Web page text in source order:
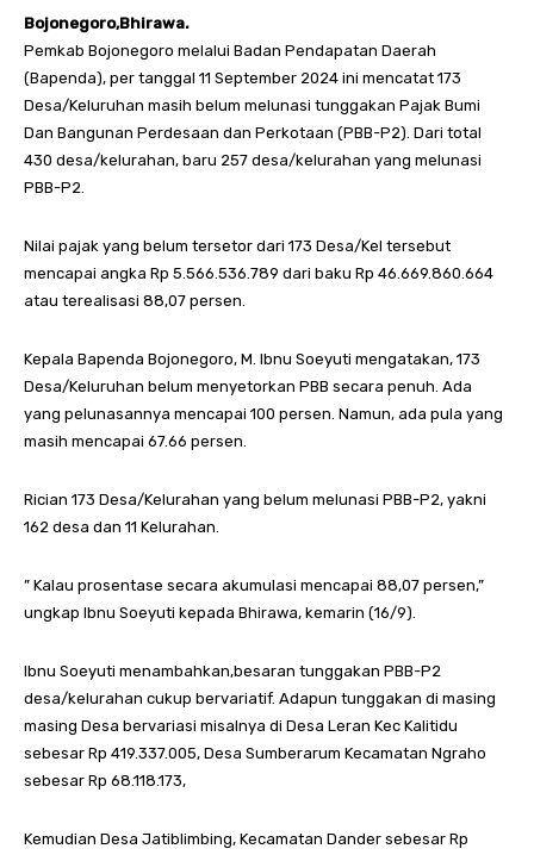
Bojonegoro,Bhirawa.
Pemkab Bojonegoro melalui Badan Pendapatan Daerah
(Bapenda), per tanggal 11 September 2024 ini mencatat 173
Desa/Keluruhan masih belum melunasi tunggakan Pajak Bumi
Dan Bangunan Perdesaan dan Perkotaan (PBB-P2). Dari total
430 desa/kelurahan, baru 257 desa/kelurahan yang melunasi
PBB-P2.
Nilai pajak yang belum tersetor dari 173 Desa/Kel tersebut
mencapai angka Rp 5.566.536.789 dari baku Rp 46.669.860.664
atau terealisasi 88,07 persen.
Kepala Bapenda Bojonegoro, M. Ibnu Soeyuti mengatakan, 173
Desa/Keluruhan belum menyetorkan PBB secara penuh. Ada
yang pelunasannya mencapai 100 persen. Namun, ada pula yang
masih mencapai 67.66 persen.
Rician 173 Desa/Kelurahan yang belum melunasi PBB-P2, yakni
162 desa dan 11 Kelurahan.
” Kalau prosentase secara akumulasi mencapai 88,07 persen,”
ungkap Ibnu Soeyuti kepada Bhirawa, kemarin (16/9).
Ibnu Soeyuti menambahkan,besaran tunggakan PBB-P2
desa/kelurahan cukup bervariatif. Adapun tunggakan di masing
masing Desa bervariasi misalnya di Desa Leran Kec Kalitidu
sebesar Rp 419.337.005, Desa Sumberarum Kecamatan Ngraho
sebesar Rp 68.118.173,
Kemudian Desa Jatiblimbing, Kecamatan Dander sebesar Rp